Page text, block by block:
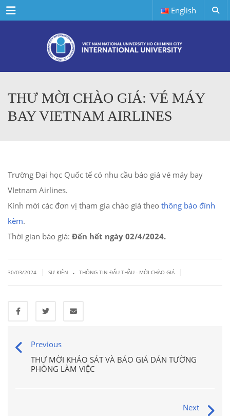
Menu English
THƯ MỜI CHÀO GIÁ: VÉ MÁY
BAY VIETNAM AIRLINES
Trường Đại học Quốc tế có nhu cầu báo giá vé máy bay
VIetnam Airlines.
Kính mời các đơn vị tham gia chào giá theo thông báo đính
kèm.
Thời gian báo giá: Đến hết ngày 02/4/2024.
30/03/2024 SỰ KIỆN . THÔNG TIN ĐẤU THẦU - MỜI CHÀO GIÁ
Previous
THƯ MỜI KHẢO SÁT VÀ BÁO GIÁ DÁN TƯỜNG
PHÒNG LÀM VIỆC
Next